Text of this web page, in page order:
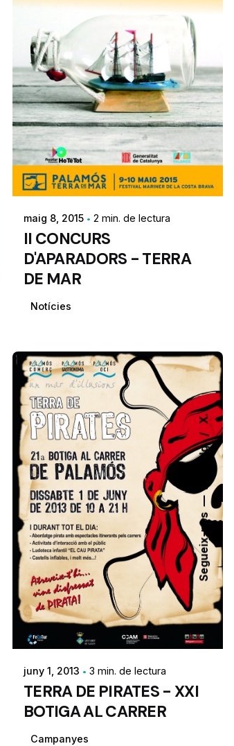
Segueix-nos
Fb.
Ig.
X.
maig 8, 2015 2 min. de lectura
II CONCURS
D'APARADORS - TERRA
DE MAR
Notícies
juny 1, 2013 3 min. de lectura
TERRA DE PIRATES - XXI
BOTIGA AL CARRER
Campanyes